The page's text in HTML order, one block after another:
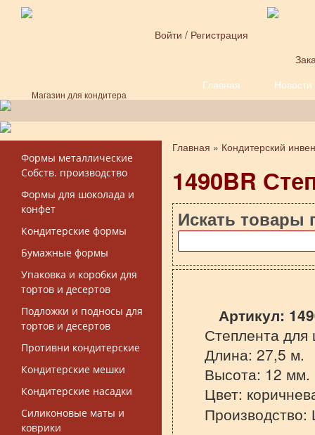
Перейти к основному содержанию
Магазин для кондитера
Войти / Регистрация
Главная
Новости
Форма поиска
Формы металлические
Собств. производство
Формы для шоколада и
конфет
Кондитерские формы
Бумажные формы
Упаковка и коробки для
тортов и десертов
Подложки и подносы для
тортов и десертов
Противни кондитерские
Кондитерские мешки
Кондитерские насадки
Силиконовые маты и
коврики
Вы здесь
Главная » Кондитерский
1490BR
Искать товары
Артикул:
Степлента для
Длина: 27,5 м.
Высота: 12 мм.
Цвет: